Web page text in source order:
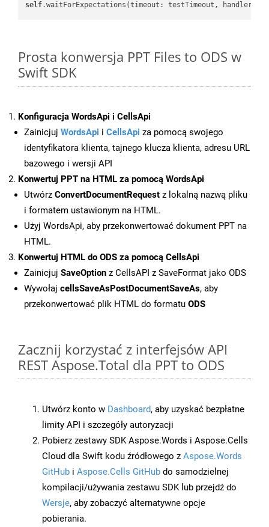
self.waitForExpectations(timeout: testTimeout, handler:
Prosta konwersja PPT Files to ODS w
Swift SDK
Konfiguracja WordsApi i CellsApi
Zainicjuj WordsApi i CellsApi za pomocą swojego
identyfikatora klienta, tajnego klucza klienta, adresu URL
bazowego i wersji API
Konwertuj PPT na HTML za pomocą WordsApi
Utwórz ConvertDocumentRequest z lokalną nazwą pliku
i formatem ustawionym na HTML.
Użyj WordsApi, aby przekonwertować dokument PPT na
HTML.
Konwertuj HTML do ODS za pomocą CellsApi
Zainicjuj SaveOption z CellsAPI z SaveFormat jako ODS
Wywołaj cellsSaveAsPostDocumentSaveAs, aby
przekonwertować plik HTML do formatu ODS
Zacznij korzystać z interfejsów API
REST Aspose.Total dla PPT to ODS
Utwórz konto w Dashboard, aby uzyskać bezpłatne
limity API i szczegóły autoryzacji
Pobierz zestawy SDK Aspose.Words i Aspose.Cells
Cloud dla Swift kodu źródłowego z Aspose.Words
GitHub i Aspose.Cells GitHub do samodzielnej
kompilacji/używania zestawu SDK lub przejdź do
Wersje, aby zobaczyć alternatywne opcje
pobierania.